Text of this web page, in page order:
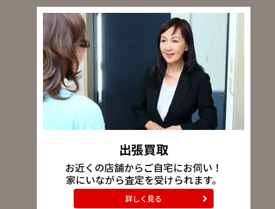
出張買取
お近くの店舗からご自宅にお伺い！
家にいながら査定を受けられます。
詳しく見る